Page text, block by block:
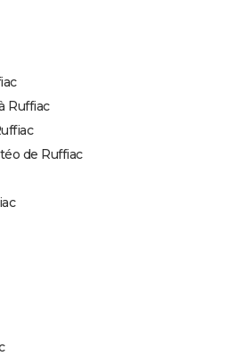
Ruffiac
de Ruffiac